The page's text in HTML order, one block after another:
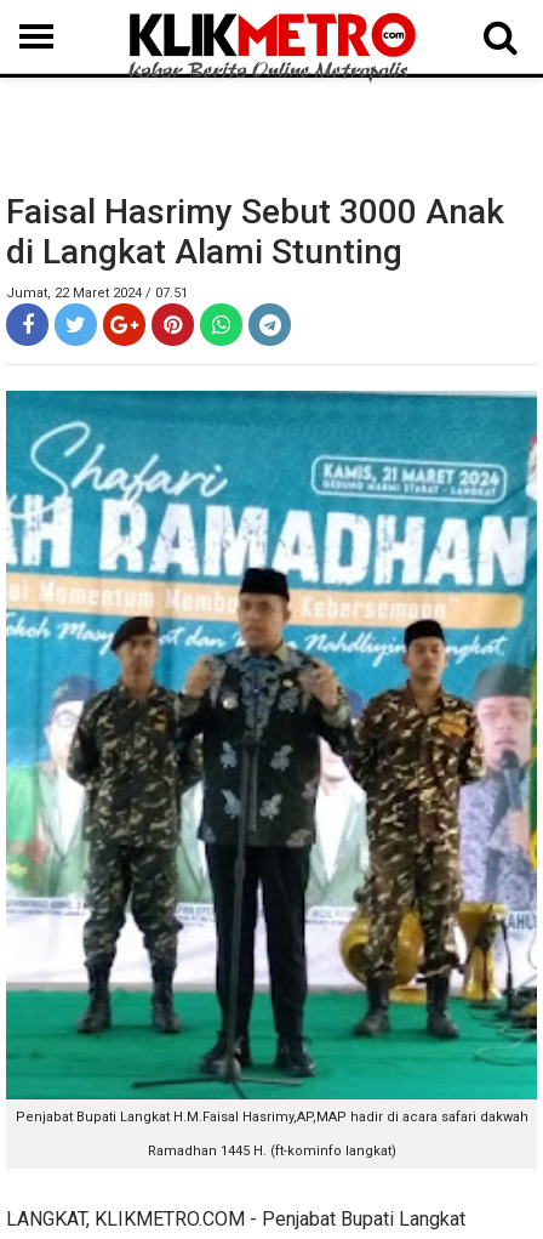
MEDAN LANGKAT DAIRI SAMOSIR TAPUT BATUBARA DELISERDANG
Faisal Hasrimy Sebut 3000 Anak
di Langkat Alami Stunting
Jumat, 22 Maret 2024 / 07.51
Penjabat Bupati Langkat H.M.Faisal Hasrimy,AP,MAP hadir di acara safari dakwah
Ramadhan 1445 H. (ft-kominfo langkat)
LANGKAT, KLIKMETRO.COM - Penjabat Bupati Langkat